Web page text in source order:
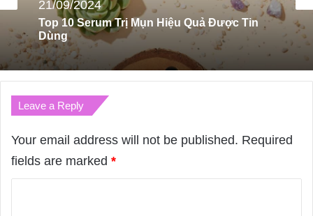
21/09/2024
Top 10 Serum Trị Mụn Hiệu Quả Được Tin
Dùng
Mỹ Phẩm
11/01/2024
Top 6 Nước Hoa Thương Hiệu Marc Jacobs
Leave a Reply
Your email address will not be published. Required
fields are marked *